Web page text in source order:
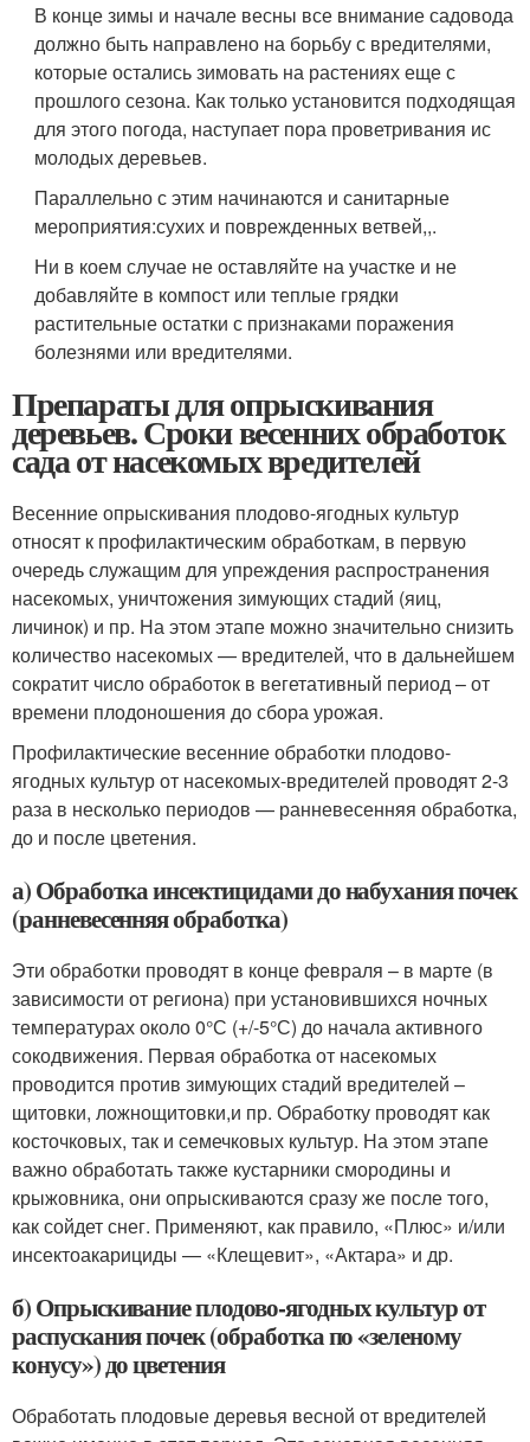
В конце зимы и начале весны все внимание садовода
должно быть направлено на борьбу с вредителями,
которые остались зимовать на растениях еще с
прошлого сезона. Как только установится подходящая
для этого погода, наступает пора проветривания ис
молодых деревьев.
Параллельно с этим начинаются и санитарные
мероприятия:сухих и поврежденных ветвей,,.
Ни в коем случае не оставляйте на участке и не
добавляйте в компост или теплые грядки
растительные остатки с признаками поражения
болезнями или вредителями.
Препараты для опрыскивания
деревьев. Сроки весенних обработок
сада от насекомых вредителей
Весенние опрыскивания плодово-ягодных культур
относят к профилактическим обработкам, в первую
очередь служащим для упреждения распространения
насекомых, уничтожения зимующих стадий (яиц,
личинок) и пр. На этом этапе можно значительно снизить
количество насекомых — вредителей, что в дальнейшем
сократит число обработок в вегетативный период – от
времени плодоношения до сбора урожая.
Профилактические весенние обработки плодово-
ягодных культур от насекомых-вредителей проводят 2-3
раза в несколько периодов — ранневесенняя обработка,
до и после цветения.
а) Обработка инсектицидами до набухания почек
(ранневесенняя обработка)
Эти обработки проводят в конце февраля – в марте (в
зависимости от региона) при установившихся ночных
температурах около 0°С (+/-5°С) до начала активного
сокодвижения. Первая обработка от насекомых
проводится против зимующих стадий вредителей –
щитовки, ложнощитовки,и пр. Обработку проводят как
косточковых, так и семечковых культур. На этом этапе
важно обработать также кустарники смородины и
крыжовника, они опрыскиваются сразу же после того,
как сойдет снег. Применяют, как правило, «Плюс» и/или
инсектоакарициды — «Клещевит», «Актара» и др.
б) Опрыскивание плодово-ягодных культур от
распускания почек (обработка по «зеленому
конусу») до цветения
Обработать плодовые деревья весной от вредителей